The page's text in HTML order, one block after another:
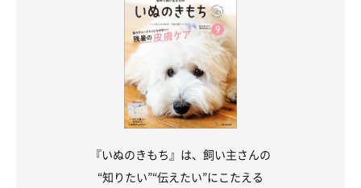
『いぬのきもち』は、飼い主さんの
“知りたい”“伝えたい”にこたえる